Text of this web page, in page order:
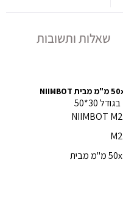
שאלות ותשובות
NIIMBOT בגודל 30*50